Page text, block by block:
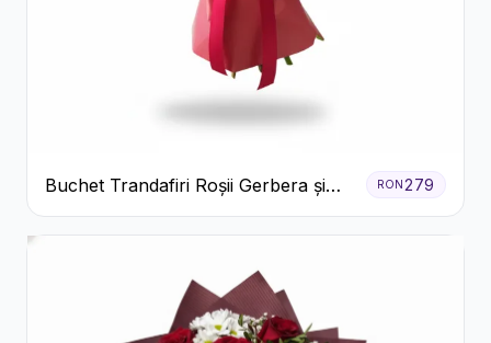
Buchet Trandafiri Roșii Gerbera și
Verdeață
RON279